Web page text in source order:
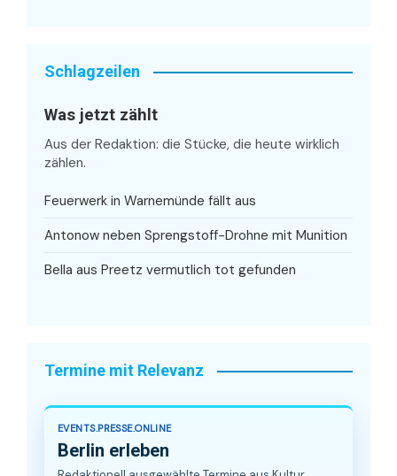
Schlagzeilen
Was jetzt zählt
Aus der Redaktion: die Stücke, die heute wirklich
zählen.
Feuerwerk in Warnemünde fällt aus
Antonow neben Sprengstoff-Drohne mit Munition
Bella aus Preetz vermutlich tot gefunden
Termine mit Relevanz
EVENTS.PRESSE.ONLINE
Berlin erleben